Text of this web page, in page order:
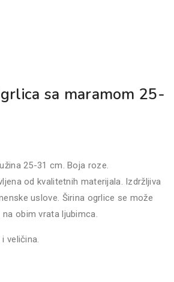
sa maramom 25-
25-31 cm. Boja roze.
od kvalitetnih materijala. Izdržljiva
uslove. Širina ogrlice se može
obim vrata ljubimca.
veličina.